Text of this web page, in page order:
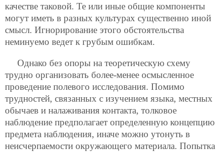
качестве таковой. Те или иные общие компоненты
могут иметь в разных культурах существенно иной
смысл. Игнорирование этого обстоятельства
неминуемо ведет к грубым ошибкам.
Однако без опоры на теоретическую схему
трудно организовать более-менее осмысленное
проведение полевого исследования. Помимо
трудностей, связанных с изучением языка, местных
обычаев и налаживания контакта, толковое
наблюдение предполагает определенную концепцию
предмета наблюдения, иначе можно утонуть в
неисчерпаемости окружающего материала. Попытка